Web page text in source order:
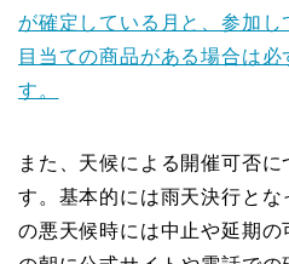
が確定している月と、参加し
目当ての商品がある場合は
す。
また、天候による開催可否
す。基本的には雨天決行と
の悪天候時には中止や延期の